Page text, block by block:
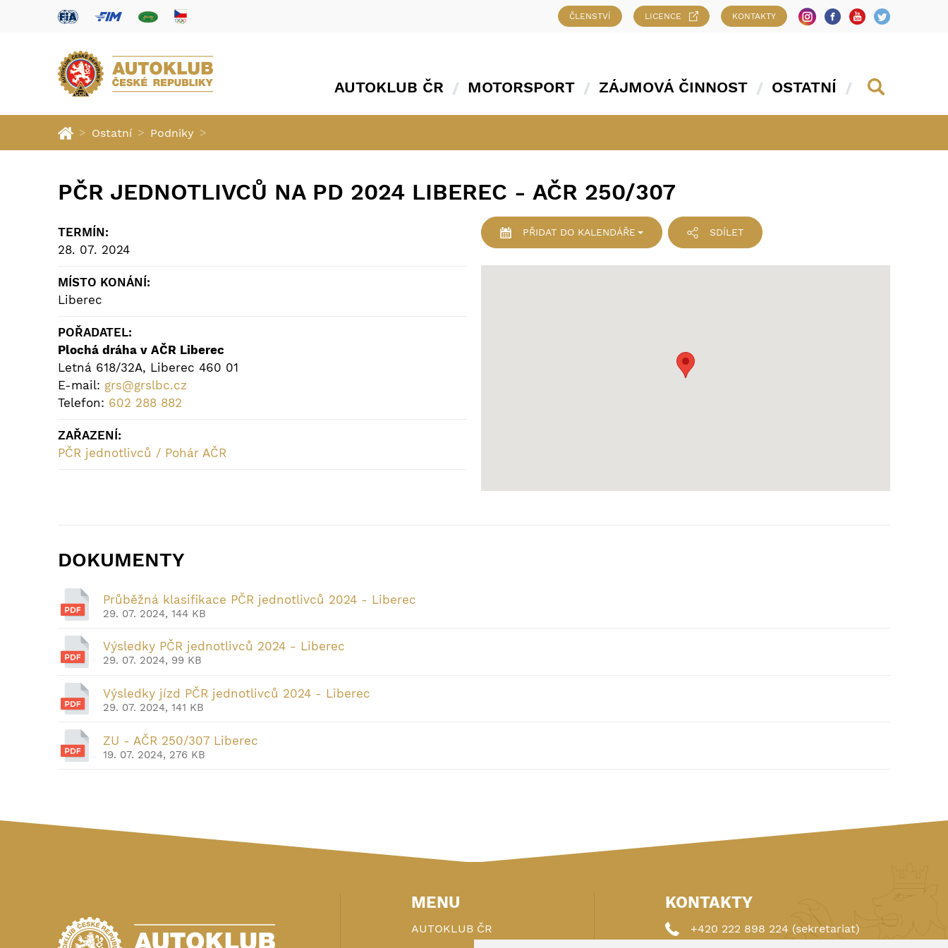
ČLENSTVÍ LICENCE KONTAKTY
AUTOKLUB ČR MOTORSPORT ZÁJMOVÁ ČINNOST OSTATNÍ
> Ostatní > Podniky >
PČR JEDNOTLIVCŮ NA PD 2024 LIBEREC - AČR 250/307
TERMÍN:
28. 07. 2024
MÍSTO KONÁNÍ:
Liberec
POŘADATEL:
Plochá dráha v AČR Liberec
Letná 618/32A, Liberec 460 01
E-mail: grs@grslbc.cz
Telefon: 602 288 882
ZAŘAZENÍ:
PČR jednotlivců / Pohár AČR
PŘIDATDO KALENDÁŘE SDÍLET
DOKUMENTY
Průběžná klasifikace PČR jednotlivců 2024 - Liberec
29. 07. 2024, 144 KB
Výsledky PČR jednotlivců 2024 - Liberec
29. 07. 2024, 99 KB
Výsledky jízd PČR jednotlivců 2024 - Liberec
29. 07. 2024, 141 KB
ZU - AČR 250/307 Liberec
19. 07. 2024, 276 KB
MENU
AUTOKLUB ČR
KONTAKTY
+420 222 898 224 (sekretariat)